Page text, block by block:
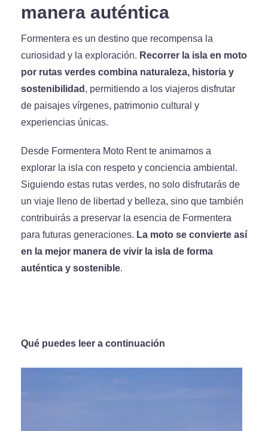
manera auténtica
Formentera es un destino que recompensa la
curiosidad y la exploración. Recorrer la isla en moto
por rutas verdes combina naturaleza, historia y
sostenibilidad, permitiendo a los viajeros disfrutar
de paisajes vírgenes, patrimonio cultural y
experiencias únicas.
Desde Formentera Moto Rent te animamos a
explorar la isla con respeto y conciencia ambiental.
Siguiendo estas rutas verdes, no solo disfrutarás de
un viaje lleno de libertad y belleza, sino que también
contribuirás a preservar la esencia de Formentera
para futuras generaciones. La moto se convierte así
en la mejor manera de vivir la isla de forma
auténtica y sostenible.
Qué puedes leer a continuación